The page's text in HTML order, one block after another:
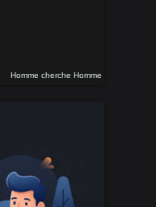
Homme cherche Homme